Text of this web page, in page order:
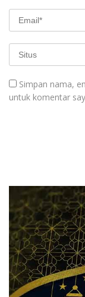
Simpan nama,
untuk komentar